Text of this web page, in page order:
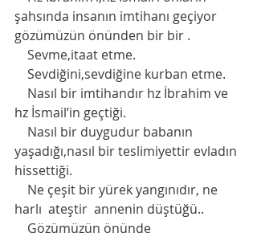
şahsında insanın imtihanı geçiyor
gözümüzün önünden bir bir .
    Sevme,itaat etme.
    Sevdiğini,sevdiğine kurban etme.
hz İsmail’in geçtiği.
yaşadığı,nasıl bir teslimiyettir evladın
hissettiği.
harlı  ateştir  annenin düştüğü..